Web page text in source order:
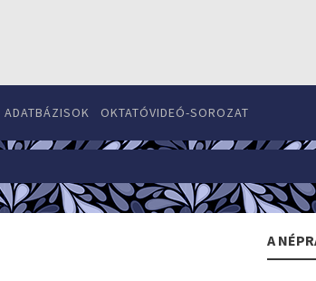
ADATBÁZISOK OKTATÓVIDEÓ-SOROZAT
A